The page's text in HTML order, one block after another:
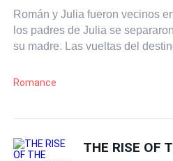
Román y Julia fueron vecinos
los padres de Julia se
su madre. Las vueltas del
inocente amistad con Román,
historia de amor que los
Romance